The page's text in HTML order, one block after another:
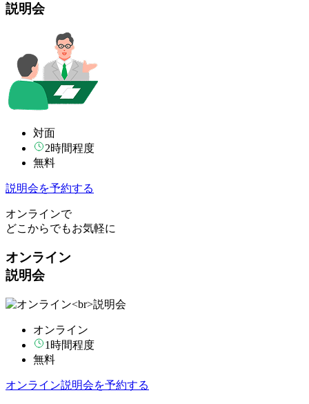
説明会
対面
2時間程度
無料
説明会を予約する
オンラインで
どこからでもお気軽に
オンライン
説明会
オンライン
1時間程度
無料
オンライン説明会を予約する